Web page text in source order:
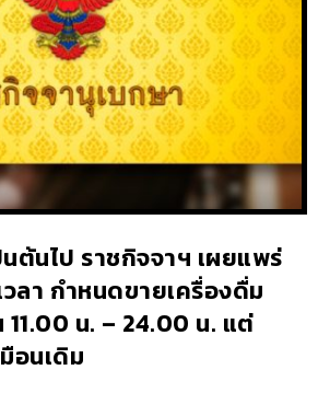
ต้นไป ราชกิจจาฯ เผยแพร่
วลา กำหนดขายเครื่องดื่ม
น. – 24.00 น. แต่
อนเดิม